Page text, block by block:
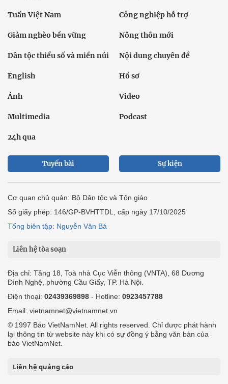
Tuần Việt Nam Công nghiệp hỗ trợ
Giảm nghèo bền vững Nông thôn mới
Dân tộc thiểu số và miền núi Nội dung chuyên đề
English Hồ sơ
Ảnh Video
Multimedia Podcast
24h qua
Tuyến bài Sự kiện
Cơ quan chủ quản: Bộ Dân tộc và Tôn giáo
Số giấy phép: 146/GP-BVHTTDL, cấp ngày 17/10/2025
Tổng biên tập: Nguyễn Văn Bá
Liên hệ tòa soạn
Địa chỉ: Tầng 18, Toà nhà Cục Viễn thông (VNTA), 68 Dương
Đình Nghệ, phường Cầu Giấy, TP. Hà Nội.
Điện thoại: 02439369898 - Hotline: 0923457788
Email: vietnamnet@vietnamnet.vn
© 1997 Báo VietNamNet. All rights reserved. Chỉ được phát hành
lại thông tin từ website này khi có sự đồng ý bằng văn bản của
báo VietNamNet.
Liên hệ quảng cáo